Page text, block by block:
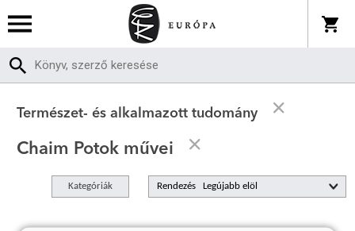
Természet- és alkalmazott tudomány
Chaim Potok művei
Kategóriák Rendezés